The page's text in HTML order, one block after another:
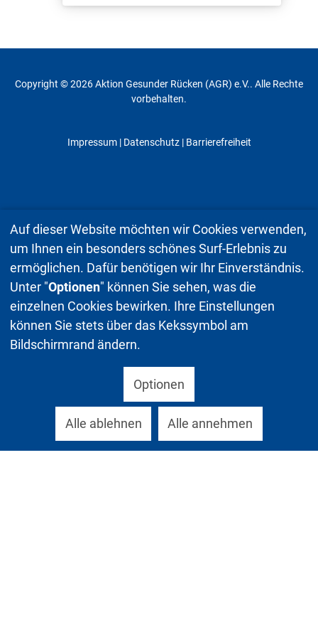
Copyright © 2026 Aktion Gesunder Rücken (AGR) e.V.. Alle Rechte
vorbehalten.
Impressum| Datenschutz| Barrierefreiheit
Auf dieser Website möchten wir Cookies verwenden,
um Ihnen ein besonders schönes Surf-Erlebnis zu
ermöglichen. Dafür benötigen wir Ihr Einverständnis.
Unter "Optionen" können Sie sehen, was die
einzelnen Cookies bewirken. Ihre Einstellungen
können Sie stets über das Kekssymbol am
Bildschirmrand ändern.
Optionen
Alle ablehnen Alle annehmen